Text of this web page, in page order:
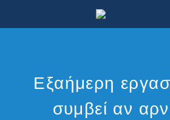
Εξαήμερη
συμβεί αν